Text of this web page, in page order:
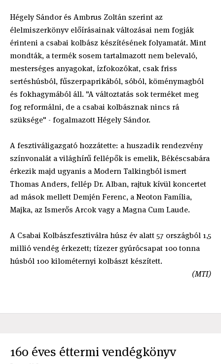
Hégely Sándor és Ambrus Zoltán szerint az
élelmiszerkönyv előírásainak változásai nem fogják
érinteni a csabai kolbász készítésének folyamatát. Mint
mondták, a termék sosem tartalmazott nem belevaló,
mesterséges anyagokat, ízfokozókat, csak friss
sertéshúsból, fűszerpaprikából, sóból, köménymagból
és fokhagymából áll. "A változtatás sok terméket meg
fog reformálni, de a csabai kolbásznak nincs rá
szüksége" - fogalmazott Hégely Sándor.
A fesztiváligazgató hozzátette: a huszadik rendezvény
színvonalát a világhírű fellépők is emelik, Békéscsabára
érkezik majd ugyanis a Modern Talkingból ismert
Thomas Anders, fellép Dr. Alban, rajtuk kívül koncertet
ad mások mellett Demjén Ferenc, a Neoton Família,
Majka, az Ismerős Arcok vagy a Magna Cum Laude.
A Csabai Kolbászfesztiválra húsz év alatt 57 országból 1,5
millió vendég érkezett; tízezer gyúrócsapat 100 tonna
húsból 100 kilométernyi kolbászt készített.
(MTI)
160 éves éttermi vendégkönyv